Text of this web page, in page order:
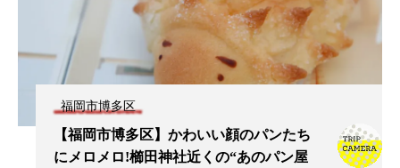
福岡市博多区
【福岡市博多区】かわいい顔のパンたち
にメロメロ!櫛田神社近くの“あのパン屋